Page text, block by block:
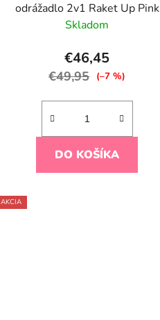
odrážadlo 2v1 Raket Up Pink
Skladom
€46,45
€49,95 (–7 %)
DO KOŠÍKA
AKCIA